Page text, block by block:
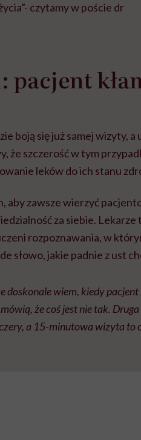
czytamy w poście dr
pacjent
boją się już samej wizyty, a
że szczerość w tym
leków do ich stanu
aby zawsze wierzyć
za siebie. Lekarze
rozpoznawania, w
słowo, jakie padnie z ust
doskonale wiem, kiedy pacjent
że coś jest nie tak.
a 15-minutowa wizyta to